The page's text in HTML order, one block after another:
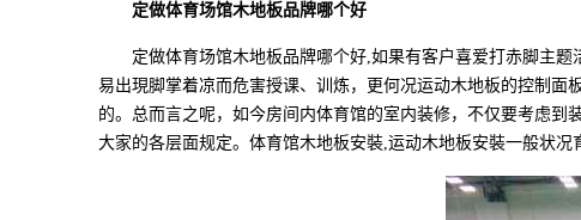
定做体育场馆木地板品牌哪个好
定做体育场馆木地板品牌哪个好,如果有客户喜爱打赤脚主题
易出現脚掌着凉而危害授课、训炼，更何况运动木地板的控制
的。总而言之呢，如今房间内体育馆的室内装修，不仅要考虑
大家的各层面规定。体育馆木地板安裝,运动木地板安裝一般状